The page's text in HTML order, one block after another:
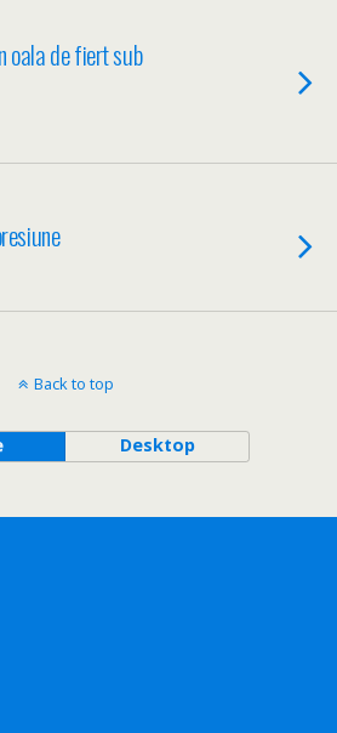
oala de fiert sub
Back to top
Desktop